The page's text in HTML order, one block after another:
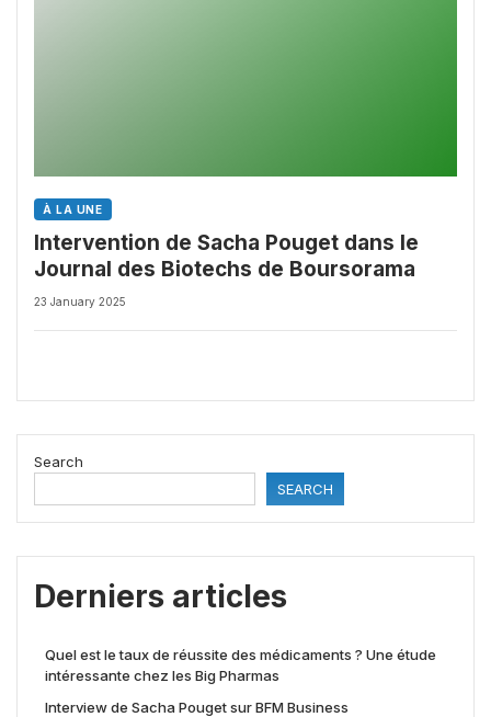
À LA UNE
Intervention de Sacha Pouget dans le
Journal des Biotechs de Boursorama
23 January 2025
Search
SEARCH
Derniers articles
Quel est le taux de réussite des médicaments ? Une étude
intéressante chez les Big Pharmas
Interview de Sacha Pouget sur BFM Business